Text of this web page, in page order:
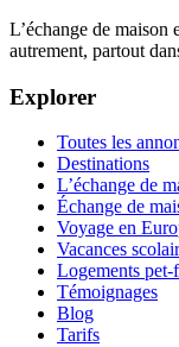
L’échange de
autrement, partout
Explorer
Toutes les
Destinations
L’échange de
Échange de
Voyage en
Vacances
Logements
Témoignages
Blog
Tarifs